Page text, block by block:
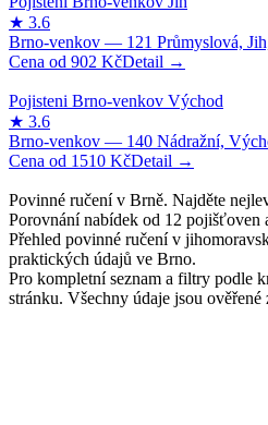
902 Kč
1510 Kč
Povinné ručení v Brně. Najděte
Porovnání nabídek od 12 pojišťoven
Přehled povinné ručení v
praktických údajů ve Brno.
Pro kompletní seznam a filtry podle
stránku. Všechny údaje jsou